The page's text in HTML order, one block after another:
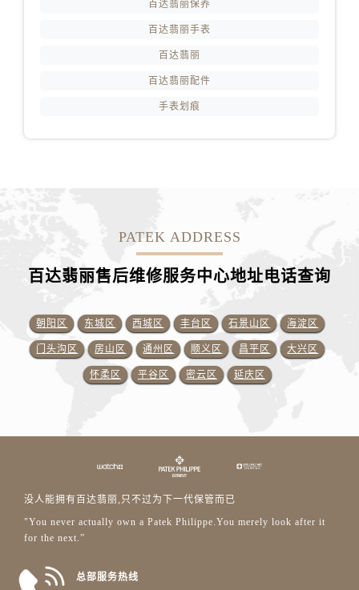
百达翡丽保养
百达翡丽手表
百达翡丽
百达翡丽配件
手表划痕
PATEK ADDRESS
百达翡丽售后维修服务中心地址电话查询
朝阳区 东城区 西城区 丰台区 石景山区 海淀区
门头沟区 房山区 通州区 顺义区 昌平区 大兴区
怀柔区 平谷区 密云区 延庆区
没人能拥有百达翡丽,只不过为下一代保管而已
"You never actually own a Patek Philippe.You merely look after it
for the next.”
总部服务热线